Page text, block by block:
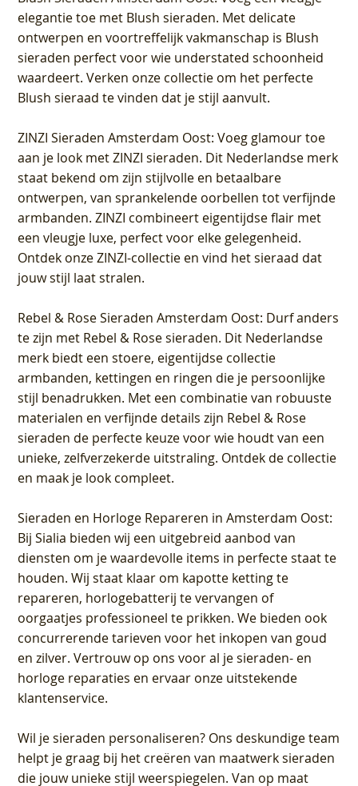
elegantie toe met Blush sieraden. Met delicate
ontwerpen en voortreffelijk vakmanschap is Blush
sieraden perfect voor wie understated schoonheid
waardeert. Verken onze collectie om het perfecte
Blush sieraad te vinden dat je stijl aanvult.
ZINZI Sieraden Amsterdam Oost: Voeg glamour toe
aan je look met ZINZI sieraden. Dit Nederlandse merk
staat bekend om zijn stijlvolle en betaalbare
ontwerpen, van sprankelende oorbellen tot verfijnde
armbanden. ZINZI combineert eigentijdse flair met
een vleugje luxe, perfect voor elke gelegenheid.
Ontdek onze ZINZI-collectie en vind het sieraad dat
jouw stijl laat stralen.
Rebel & Rose Sieraden Amsterdam Oost: Durf anders
te zijn met Rebel & Rose sieraden. Dit Nederlandse
merk biedt een stoere, eigentijdse collectie
armbanden, kettingen en ringen die je persoonlijke
stijl benadrukken. Met een combinatie van robuuste
materialen en verfijnde details zijn Rebel & Rose
sieraden de perfecte keuze voor wie houdt van een
unieke, zelfverzekerde uitstraling. Ontdek de collectie
en maak je look compleet.
Sieraden en Horloge Repareren in Amsterdam Oost:
Bij Sialia bieden wij een uitgebreid aanbod van
diensten om je waardevolle items in perfecte staat te
houden. Wij staat klaar om kapotte ketting te
repareren, horlogebatterij te vervangen of
oorgaatjes professioneel te prikken. We bieden ook
concurrerende tarieven voor het inkopen van goud
en zilver. Vertrouw op ons voor al je sieraden- en
horloge reparaties en ervaar onze uitstekende
klantenservice.
Wil je sieraden personaliseren? Ons deskundige team
helpt je graag bij het creëren van maatwerk sieraden
die jouw unieke stijl weerspiegelen. Van op maat